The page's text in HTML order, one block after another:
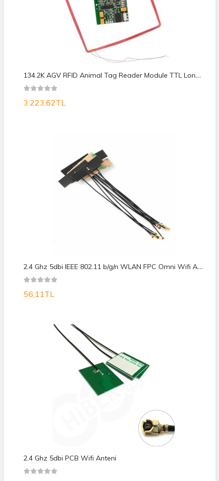
1
34.2K AGV RFID Animal Tag Reader Module TTL Long Distance
3.223,62TL
2
.4 Ghz 5dbi IEEE 802.11 b/g/n WLAN FPC Omni Wifi Anteni
56,11TL
2.4 Ghz 5dbi PCB Wifi Anteni